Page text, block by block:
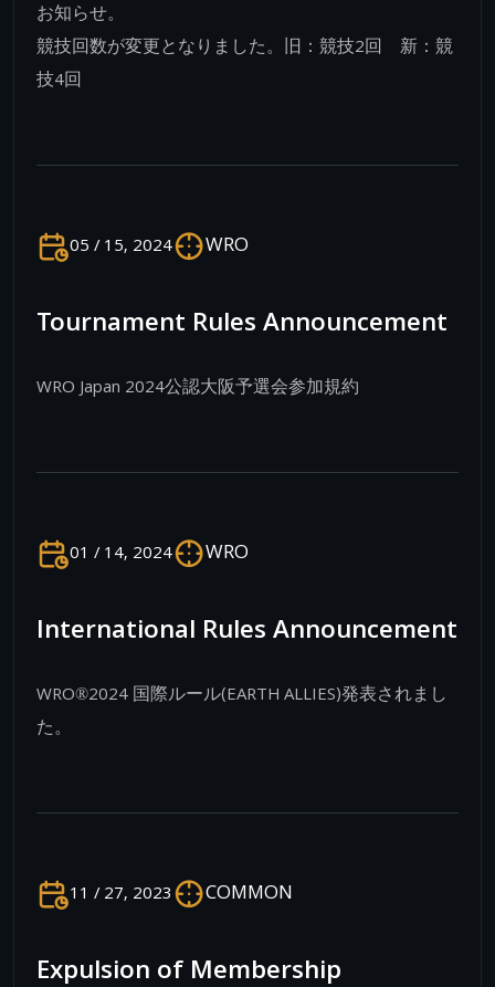
お知らせ。
競技回数が変更となりました。旧：競技2回 新：競
技4回
05 / 15, 2024 WRO
Tournament Rules Announcement
WRO Japan 2024公認大阪予選会参加規約
01 / 14, 2024 WRO
International Rules Announcement
WRO®2024 国際ルール(EARTH ALLIES)発表されまし
た。
11 / 27, 2023 COMMON
Expulsion of Membership